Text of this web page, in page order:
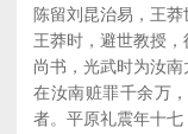
陈留刘昆治易，王
王莽时，避世教授
尚书，光武时为汝
在汝南赃罪千余万
者。平原礼震年十